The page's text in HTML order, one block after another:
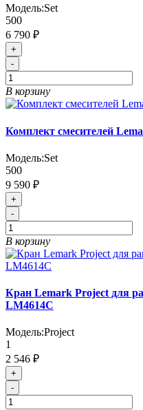
Модель:Set
500
6 790 ₽
+
-
В корзину
Комплект смесителей
Модель:Set
500
9 590 ₽
+
-
В корзину
Кран Lemark Project для
LM4614C
Модель:Project
1
2 546 ₽
+
-